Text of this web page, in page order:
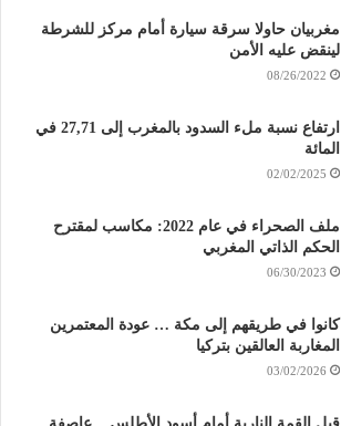
مغربيان حاولا سرقة سيارة أمام مركز للشرطة
لينقض عليه الأمن
08/26/2022
ارتفاع نسبة ملء السدود بالمغرب إلى 27,71 في
المائة
02/02/2025
ملف الصحراء في عام 2022: مكاسب لمقترح
الحكم الذاتي المغربي
06/30/2023
كانوا في طريقهم إلى مكة … عودة المعتمرين
المغاربة العالقين بتركيا
03/02/2026